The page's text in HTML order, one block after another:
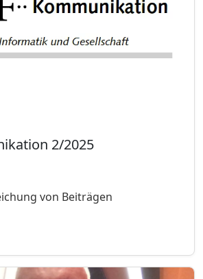
2/2025
von Beiträgen